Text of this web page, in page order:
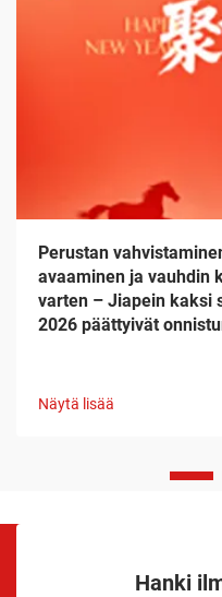
Perustan
avaaminen ja vauhdin
varten – Jiapein kaksi
2026 päättyivät
Näytä lisää
Hanki